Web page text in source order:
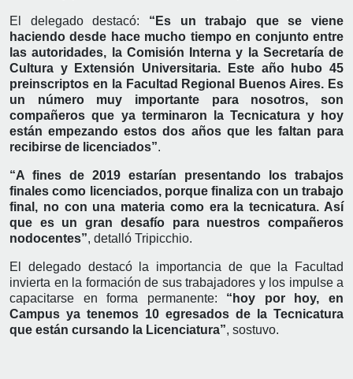
El delegado destacó: “Es un trabajo que se viene
haciendo desde hace mucho tiempo en conjunto entre
las autoridades, la Comisión Interna y la Secretaría de
Cultura y Extensión Universitaria. Este año hubo 45
preinscriptos en la Facultad Regional Buenos Aires. Es
un número muy importante para nosotros, son
compañeros que ya terminaron la Tecnicatura y hoy
están empezando estos dos años que les faltan para
recibirse de licenciados”.
“A fines de 2019 estarían presentando los trabajos
finales como licenciados, porque finaliza con un trabajo
final, no con una materia como era la tecnicatura. Así
que es un gran desafío para nuestros compañeros
nodocentes”, detalló Tripicchio.
El delegado destacó la importancia de que la Facultad
invierta en la formación de sus trabajadores y los impulse a
capacitarse en forma permanente: “hoy por hoy, en
Campus ya tenemos 10 egresados de la Tecnicatura
que están cursando la Licenciatura”, sostuvo.